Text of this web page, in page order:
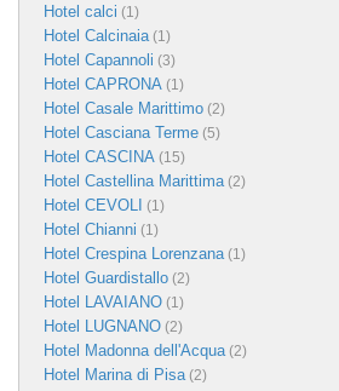
Hotel calci (1)
Hotel Calcinaia(1)
Hotel Capannoli (3)
Hotel CAPRONA (1)
Hotel Casale Marittimo (2)
Hotel Casciana Terme (5)
Hotel CASCINA (15)
Hotel Castellina Marittima(2)
Hotel CEVOLI (1)
Hotel Chianni (1)
Hotel Crespina Lorenzana(1)
Hotel Guardistallo (2)
Hotel LAVAIANO (1)
Hotel LUGNANO (2)
Hotel Madonna dell'Acqua(2)
Hotel Marina di Pisa(2)